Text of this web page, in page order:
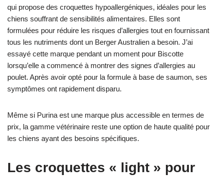
qui propose des croquettes hypoallergéniques, idéales pour les
chiens souffrant de sensibilités alimentaires. Elles sont
formulées pour réduire les risques d’allergies tout en fournissant
tous les nutriments dont un Berger Australien a besoin. J’ai
essayé cette marque pendant un moment pour Biscotte
lorsqu’elle a commencé à montrer des signes d’allergies au
poulet. Après avoir opté pour la formule à base de saumon, ses
symptômes ont rapidement disparu.
Même si Purina est une marque plus accessible en termes de
prix, la gamme vétérinaire reste une option de haute qualité pour
les chiens ayant des besoins spécifiques.
Les croquettes « light » pour